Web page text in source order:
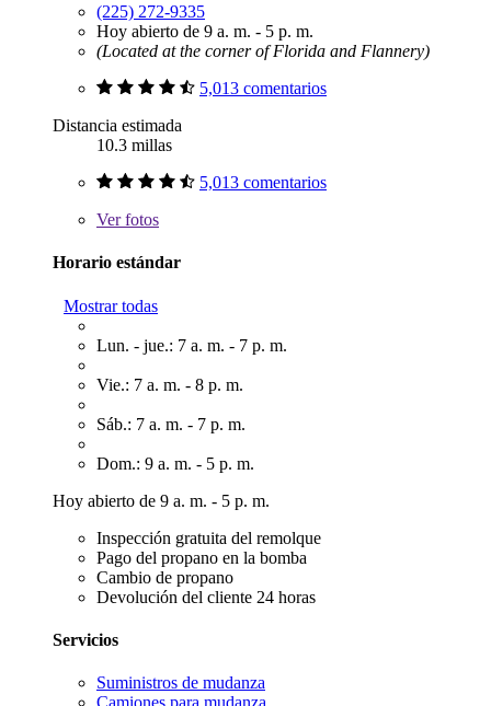
(225) 272-9335
Hoy abierto de 9 a. m. - 5 p. m.
(Located at the corner of Florida and Flannery)
5,013 comentarios
Distancia estimada
10.3 millas
5,013 comentarios
Verfotos
Horario estándar
Mostrar todas
Lun. - jue.: 7 a. m. - 7 p. m.
Vie.: 7 a. m. - 8 p. m.
Sáb.: 7 a. m. - 7 p. m.
Dom.: 9 a. m. - 5 p. m.
Hoy abierto de 9 a. m. - 5 p. m.
Inspección gratuita del remolque
Pago del propano en la bomba
Cambio de propano
Devolución del cliente 24 horas
Servicios
Suministros de mudanza
Camiones para mudanza